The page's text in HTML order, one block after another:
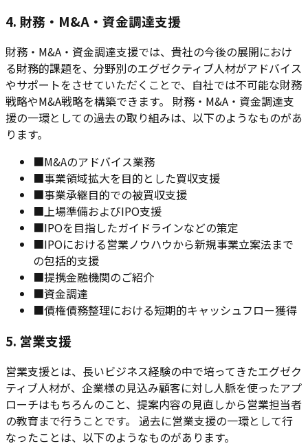
4. 財務・M&A・資金調達支援
財務・M&A・資金調達支援では、貴社の今後の展開におけ
る財務的課題を、分野別のエグゼクティブ人材がアドバイス
やサポートをさせていただくことで、自社では不可能な財務
戦略やM&A戦略を構築できます。 財務・M&A・資金調達支
援の一環としての過去の取り組みは、以下のようなものがあ
ります。
■M&Aのアドバイス業務
■事業領域拡大を目的とした買収支援
■事業承継目的での被買収支援
■上場準備およびIPO支援
■IPOを目指したガイドラインなどの策定
■IPOにおける営業ノウハウから新規事業立案法まで
の包括的支援
■提携金融機関のご紹介
■資金調達
■債権債務整理における短期的キャッシュフロー獲得
5. 営業支援
営業支援とは、長いビジネス経験の中で培ってきたエグゼク
ティブ人材が、企業様の見込み顧客に対し人脈を使ったアプ
ローチはもちろんのこと、提案内容の見直しから営業担当者
の教育まで行うことです。 過去に営業支援の一環として行
なったことは、以下のようなものがあります。